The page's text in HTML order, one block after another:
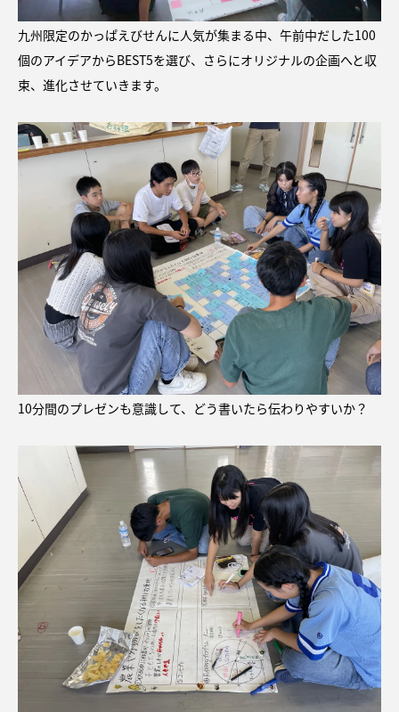
九州限定のかっぱえびせんに人気が集まる中、午前中だした100
個のアイデアからBEST5を選び、さらにオリジナルの企画へと収
束、進化させていきます。
10分間のプレゼンも意識して、どう書いたら伝わりやすいか？